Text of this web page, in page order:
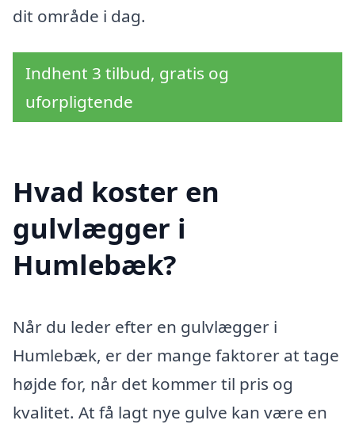
dit område i dag.
Indhent 3 tilbud, gratis og
uforpligtende
Hvad koster en
gulvlægger i
Humlebæk?
Når du leder efter en gulvlægger i
Humlebæk, er der mange faktorer at tage
højde for, når det kommer til pris og
kvalitet. At få lagt nye gulve kan være en